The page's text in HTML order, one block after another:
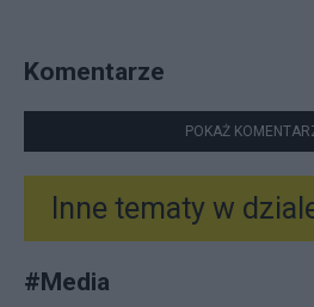
Komentarze
POKAŻ
Inne tematy w
#Media